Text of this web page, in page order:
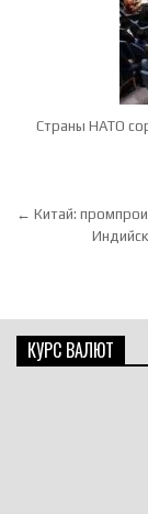
Страны НАТО
← Китай:
КУРС ВАЛЮТ